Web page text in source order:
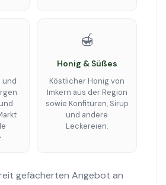
und
🍯
Honig & Süßes
Köstlicher Honig von
Imkern aus der Region
sowie Konfitüren, Sirup
und andere
Leckereien.
gefächerten Angebot an